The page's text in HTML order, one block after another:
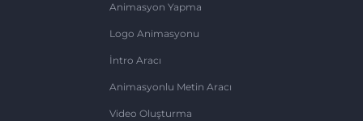
Animasyon Yapma
Logo Animasyonu
İntro Aracı
Animasyonlu Metin Aracı
Video Oluşturma